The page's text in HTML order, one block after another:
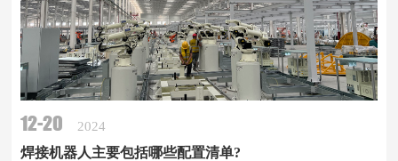
12-20 2024
焊接机器人主要包括哪些配置清单?